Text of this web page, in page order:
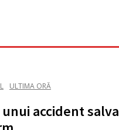
ULTIMA ORĂ
accident